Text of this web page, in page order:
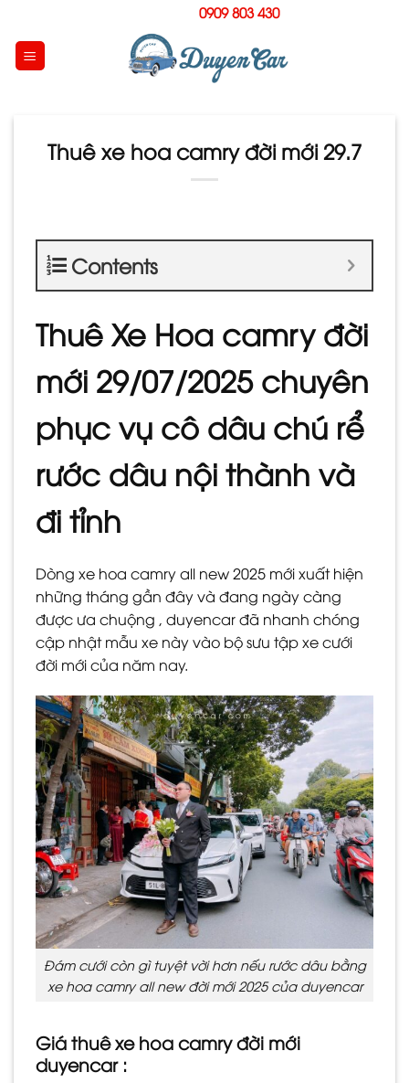
content
0909 803 430
Thuê xe hoa camry đời mới 29.7
Contents
Thuê Xe Hoa camry đời
mới 29/07/2025 chuyên
phục vụ cô dâu chú rể
rước dâu nội thành và
đi tỉnh
Dòng xe hoa camry all new 2025 mới xuất hiện
những tháng gần đây và đang ngày càng
được ưa chuộng , duyencar đã nhanh chóng
cập nhật mẫu xe này vào bộ sưu tập xe cưới
đời mới của năm nay.
Đám cưới còn gì tuyệt vời hơn nếu rước dâu bằng
xe hoa camry all new đời mới 2025 của duyencar
Giá thuê xe hoa camry đời mới
duyencar :